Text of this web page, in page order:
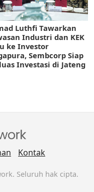
Luthfi Tawarkan
Industri dan KEK
ke Investor
Sembcorp Siap
Investasi di Jateng
Kontak
Seluruh hak cipta.